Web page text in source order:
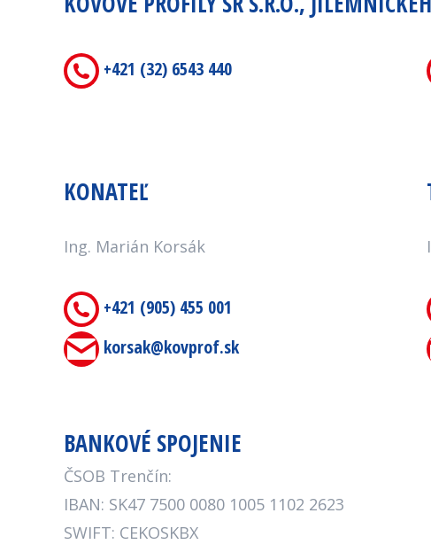
+421 (32) 6543 440
KONATEĽ
Ing. Marián Korsák
+421 (905) 455 001
korsak@kovprof.sk
BANKOVÉ SPOJENIE
ČSOB Trenčín:
IBAN: SK47 7500 0080 1005 1102 2623
SWIFT: CEKOSKBX